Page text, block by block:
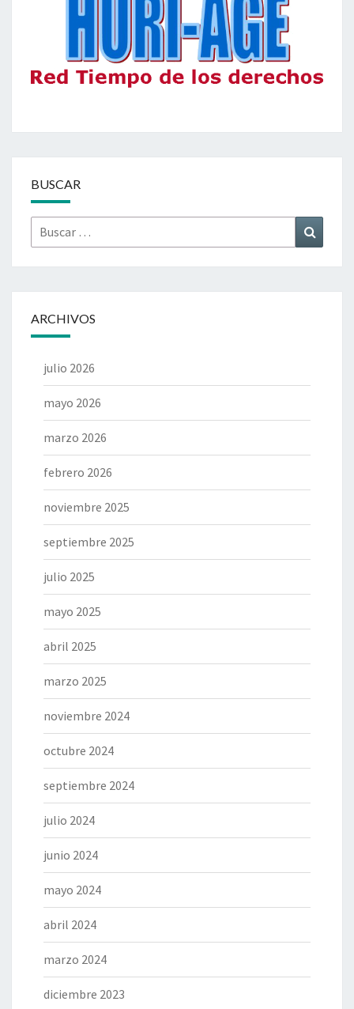
BUSCAR
Buscar
por:
ARCHIVOS
julio 2026
mayo 2026
marzo 2026
febrero 2026
noviembre 2025
septiembre 2025
julio 2025
mayo 2025
abril 2025
marzo 2025
noviembre 2024
octubre 2024
septiembre 2024
julio 2024
junio 2024
mayo 2024
abril 2024
marzo 2024
diciembre 2023